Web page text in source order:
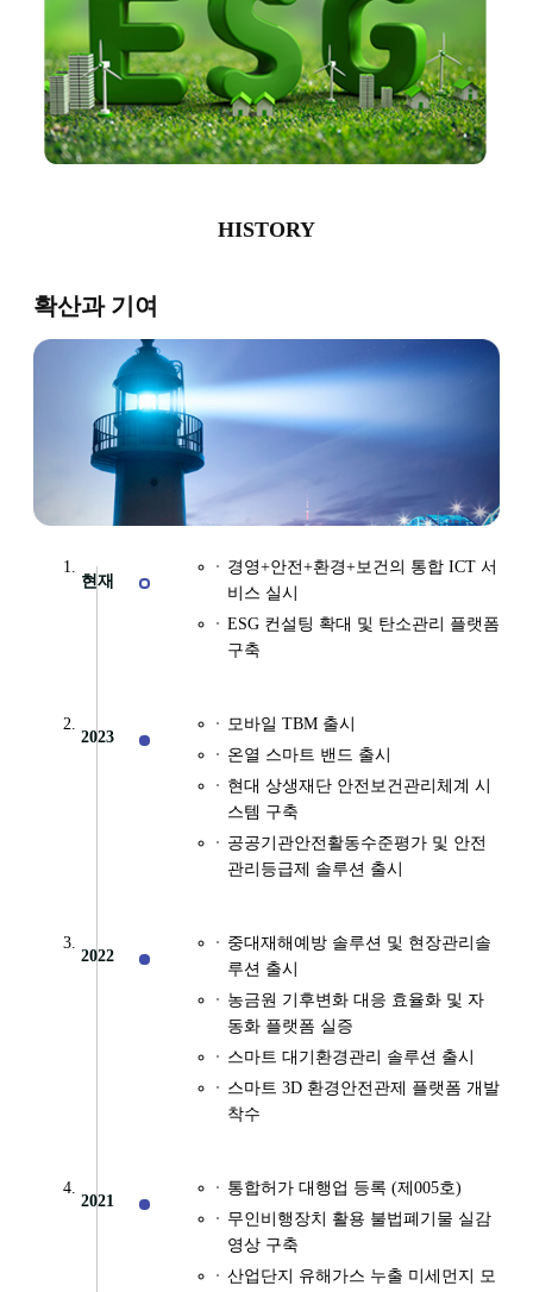
HISTORY
확산과 기여
현재
경영+안전+환경+보건의 통합 ICT 서
비스 실시
ESG 컨설팅 확대 및 탄소관리 플랫폼
구축
2023
모바일 TBM 출시
온열 스마트 밴드 출시
현대 상생재단 안전보건관리체계 시
스템 구축
공공기관안전활동수준평가 및 안전
관리등급제 솔루션 출시
2022
중대재해예방 솔루션 및 현장관리솔
루션 출시
농금원 기후변화 대응 효율화 및 자
동화 플랫폼 실증
스마트 대기환경관리 솔루션 출시
스마트 3D 환경안전관제 플랫폼 개발
착수
2021
통합허가 대행업 등록 (제005호)
무인비행장치 활용 불법폐기물 실감
영상 구축
산업단지 유해가스 누출 미세먼지 모